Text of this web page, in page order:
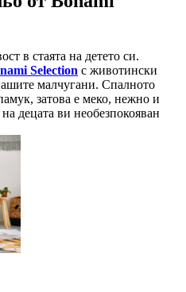
в стаята на детето си.
Selection с животински
малчугани. Спалното
затова е меко, нежно и
децата ви необезпокояван